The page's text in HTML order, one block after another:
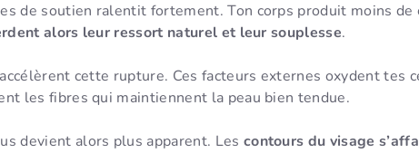
de soutien ralentit fortement. Ton corps produit moins de
alors leur ressort naturel et leur souplesse.
cette rupture. Ces facteurs externes oxydent tes
les fibres qui maintiennent la peau bien tendue.
devient alors plus apparent. Les contours du visage